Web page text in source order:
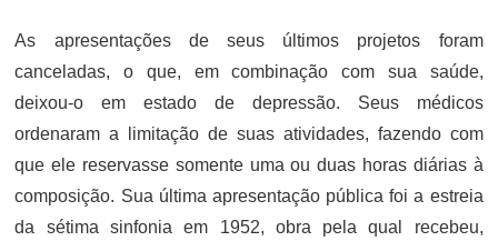
As apresentações de seus últimos projetos foram
canceladas, o que, em combinação com sua saúde,
deixou-o em estado de depressão. Seus médicos
ordenaram a limitação de suas atividades, fazendo com
que ele reservasse somente uma ou duas horas diárias à
composição. Sua última apresentação pública foi a estreia
da sétima sinfonia em 1952, obra pela qual recebeu,